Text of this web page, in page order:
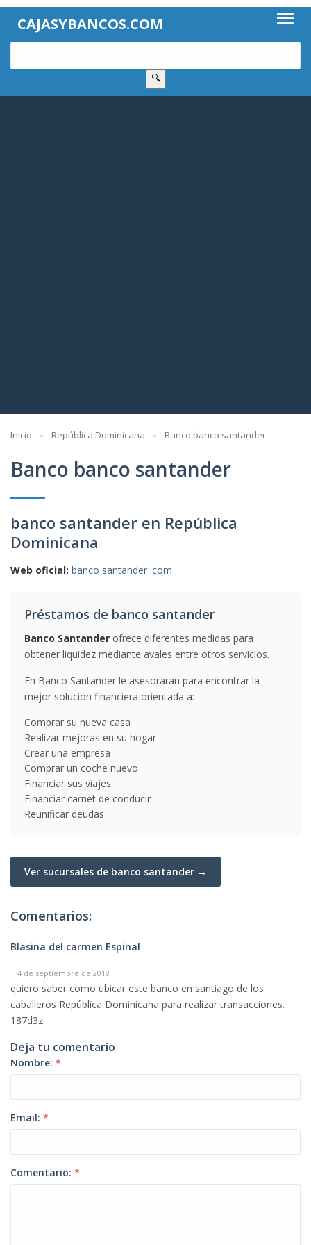
CAJASYBANCOS.COM
🔍
Inicio República Dominicana Banco banco santander
Banco banco santander
banco santander en República
Dominicana
Web oficial: banco santander .com
Préstamos de banco santander
Banco Santander ofrece diferentes medidas para
obtener liquidez mediante avales entre otros servicios.
En Banco Santander le asesoraran para encontrar la
mejor solución financiera orientada a:
Comprar su nueva casa
Realizar mejoras en su hogar
Crear una empresa
Comprar un coche nuevo
Financiar sus viajes
Financiar carnet de conducir
Reunificar deudas
Ver sucursales de banco santander →
Comentarios:
Blasina del carmen Espinal
4 de septiembre de 2018
quiero saber como ubicar este banco en santiago de los
caballeros República Dominicana para realizar transacciones.
187d3z
Deja tu comentario
Nombre: *
Email: *
Comentario: *